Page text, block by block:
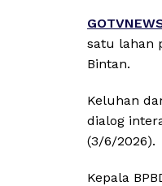
satu lahan
Bintan.
Keluhan
dialog
(3/6/2026).
Kepala